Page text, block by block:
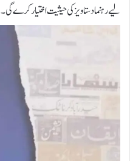
لیے رہنما دستاویز کی حیثیت اختیار کرے گی۔